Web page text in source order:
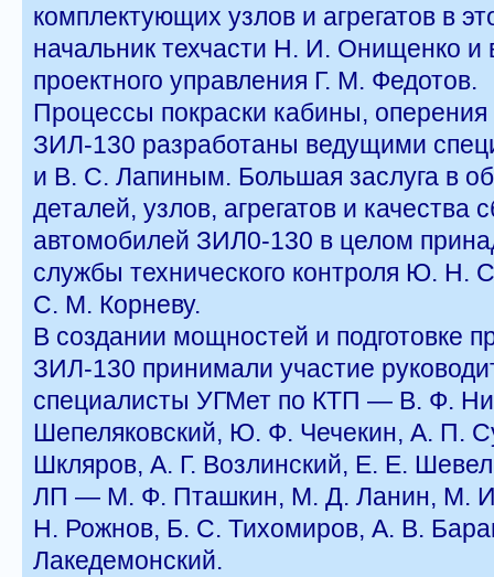
комплектующих узлов и агрегатов в
начальник техчасти Н. И. Онищенко и
проектного управления Г. М. Федотов.
Процессы покраски кабины,
ЗИЛ-130 разработаны ведущими
и В. С. Лапиным. Большая заслуга в
деталей, узлов, агрегатов и качества
автомобилей ЗИЛ0-130 в целом
службы технического контроля Ю. Н.
С. М. Корневу.
В создании мощностей и подготовке
ЗИЛ-130 принимали участие
специалисты УГМет по КТП — В. Ф.
Шепеляковский, Ю. Ф. Чечекин, А. П.
Шкляров, А. Г. Возлинский, Е. Е.
ЛП — М. Ф. Пташкин, М. Д. Ланин, М.
Н. Рожнов, Б. С. Тихомиров, А. В.
Лакедемонский.